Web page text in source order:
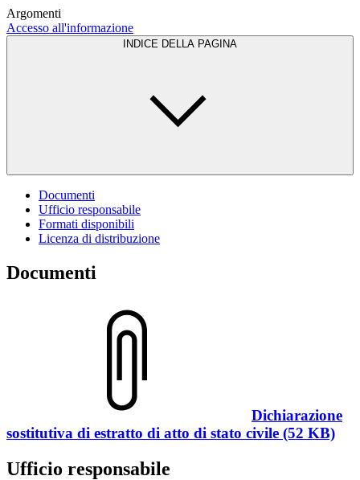
Argomenti
Accesso all'informazione
INDICE DELLA PAGINA
Documenti
Ufficio responsabile
Formati disponibili
Licenza di distribuzione
Documenti
Dichiarazione
sostitutiva di estratto di atto di stato civile (52 KB)
Ufficio responsabile